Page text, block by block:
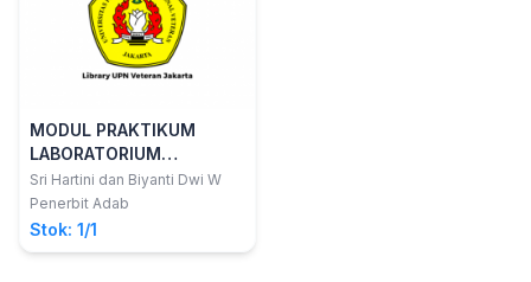
MODUL PRAKTIKUM
LABORATORIUM
KEPERAWATAN DASAR 2
Sri Hartini dan Biyanti Dwi W
Penerbit Adab
Stok: 1/1